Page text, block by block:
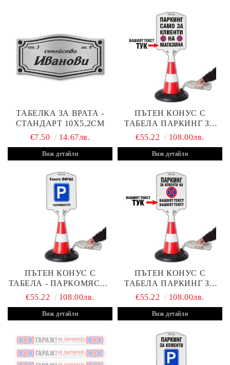
ТАБЕЛКА ЗА ВРАТА -
СТАНДАРТ 10Х5,2СМ
€7.50
14.67лв.
Виж детайли
ПЪТЕН КОНУС С
ТАБЕЛА ПАРКИНГ ЗА
КЛИЕНТИ
€55.22 108.00лв.
Виж детайли
ПЪТЕН КОНУС С
ТАБЕЛА - ПАРКОМЯСТО
(С ВАШАТА ФИРМА)
€55.22 108.00лв.
Виж детайли
ПЪТЕН КОНУС С
ТАБЕЛА ПАРКИНГ ЗА
КЛИЕНТИ С ВАШ ТЕКСТ
€55.22 108.00лв.
Виж детайли